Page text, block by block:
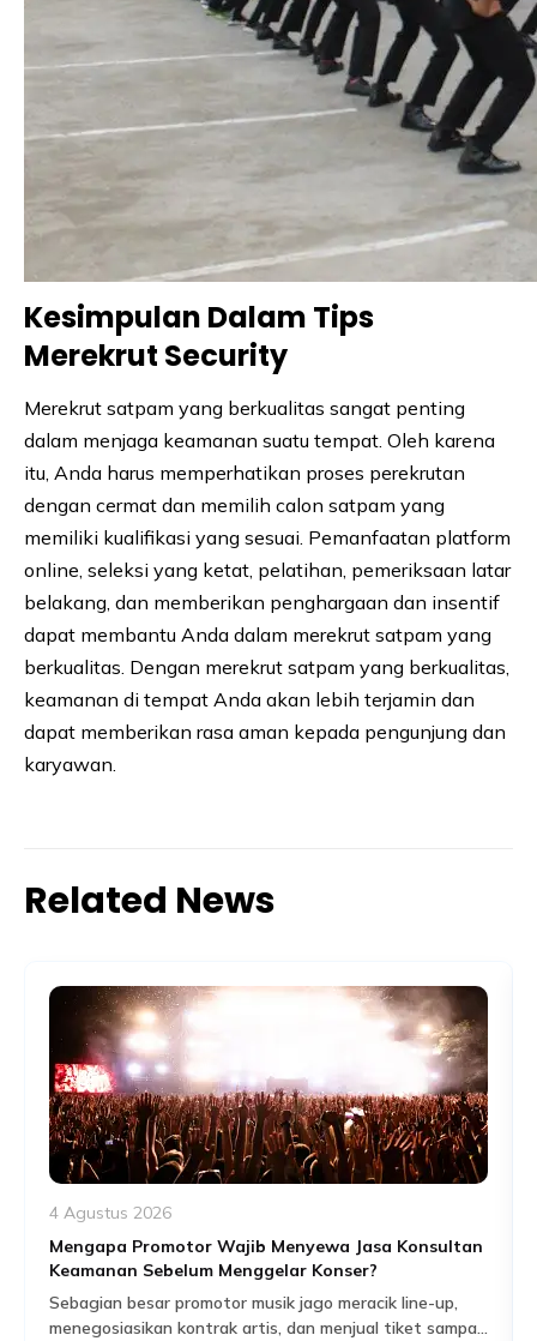
Kesimpulan Dalam Tips
Merekrut Security
Merekrut satpam yang berkualitas sangat penting
dalam menjaga keamanan suatu tempat. Oleh karena
itu, Anda harus memperhatikan proses perekrutan
dengan cermat dan memilih calon satpam yang
memiliki kualifikasi yang sesuai. Pemanfaatan platform
online, seleksi yang ketat, pelatihan, pemeriksaan latar
belakang, dan memberikan penghargaan dan insentif
dapat membantu Anda dalam merekrut satpam yang
berkualitas. Dengan merekrut satpam yang berkualitas,
keamanan di tempat Anda akan lebih terjamin dan
dapat memberikan rasa aman kepada pengunjung dan
karyawan.
Related News
4 Agustus 2026
Mengapa Promotor Wajib Menyewa Jasa Konsultan
Keamanan Sebelum Menggelar Konser?
Sebagian besar promotor musik jago meracik line-up,
menegosiasikan kontrak artis, dan menjual tiket sampai